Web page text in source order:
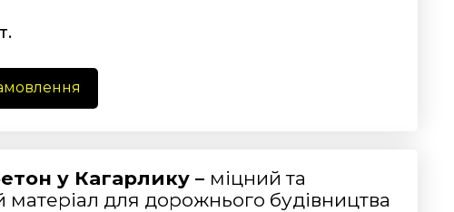
у Кагарлику – міцний та
матеріал для дорожнього будівництва